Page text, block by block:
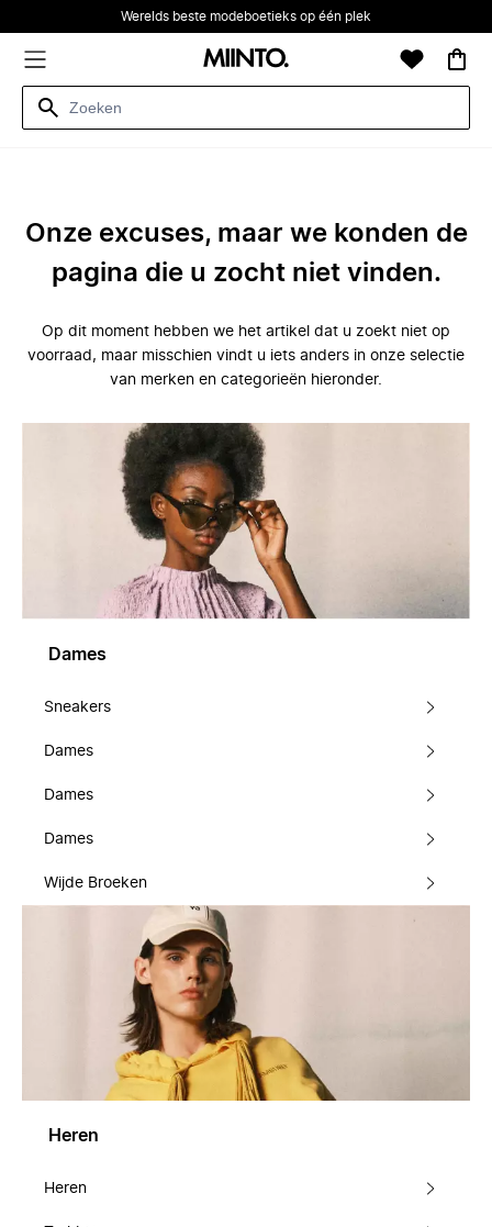
Werelds beste modeboetieks op één plek
Onze excuses, maar we konden de
pagina die u zocht niet vinden.
Op dit moment hebben we het artikel dat u zoekt niet op
voorraad, maar misschien vindt u iets anders in onze selectie
van merken en categorieën hieronder.
Dames
Sneakers
Dames
Dames
Dames
Wijde Broeken
Heren
Heren